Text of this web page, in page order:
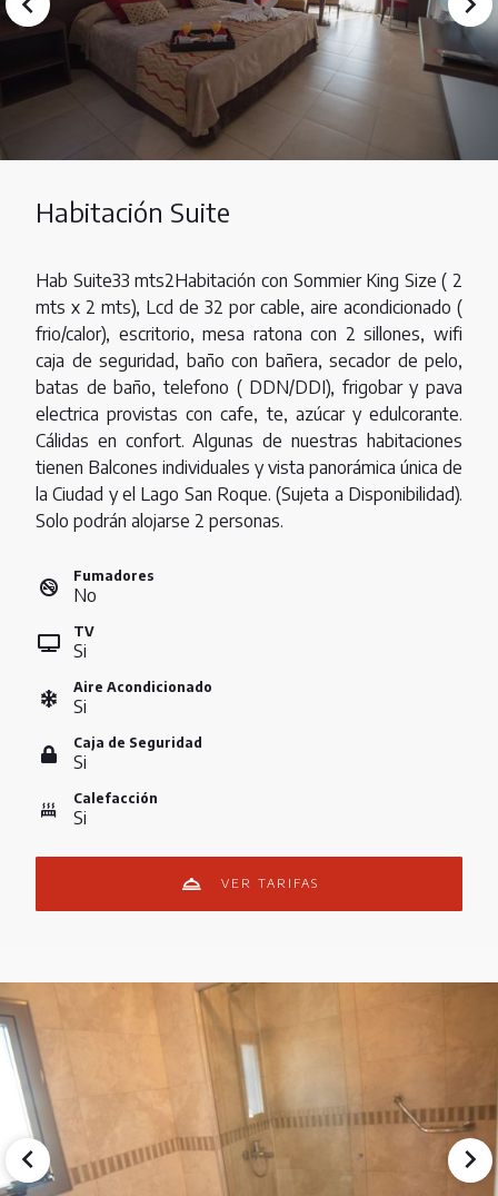
Habitación Suite
Hab Suite33 mts2Habitación con Sommier King Size ( 2
mts x 2 mts), Lcd de 32 por cable, aire acondicionado (
frio/calor), escritorio, mesa ratona con 2 sillones, wifi
caja de seguridad, baño con bañera, secador de pelo,
batas de baño, telefono ( DDN/DDI), frigobar y pava
electrica provistas con cafe, te, azúcar y edulcorante.
Cálidas en confort. Algunas de nuestras habitaciones
tienen Balcones individuales y vista panorámica única de
la Ciudad y el Lago San Roque. (Sujeta a Disponibilidad).
Solo podrán alojarse 2 personas.
Fumadores
No
TV
Si
Aire Acondicionado
Si
Caja de Seguridad
Si
Calefacción
Si
VER TARIFAS